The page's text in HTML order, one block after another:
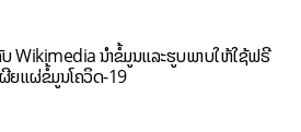
Wikimedia ນຳຂໍ້ມູນແລະຮູບພາບໃຫ້ໃຊ້ຟຣີ
ຍແຜ່ຂໍ້ມູນໂຄວິດ-19